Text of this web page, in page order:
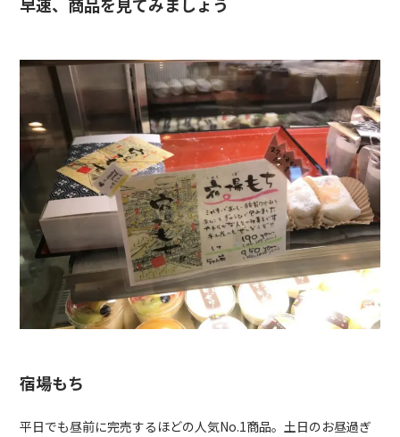
宿場もち
平日でも昼前に完売するほどの人気No.1商品。土日のお昼過ぎ